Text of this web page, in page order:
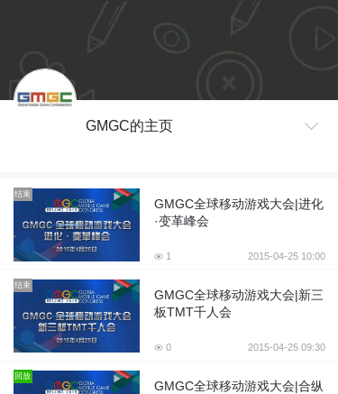
GMGC的主页
结束
GMGC全球移动游戏大会|进化
·变革峰会
1 2015-04-25 10:00
结束
GMGC全球移动游戏大会|新三
板TMT千人会
0 2015-04-25 09:30
回放
GMGC全球移动游戏大会|合纵